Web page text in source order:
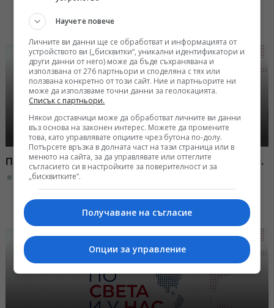
По света и у нас - 08:00 часа, 6 август 2026 г.
08:00, 06.08.2026
Научете повече
Личните ви данни ще се обработват и информацията от
устройството ви („бисквитки“, уникални идентификатори и
други данни от него) може да бъде съхранявана и
използвана от 276 партньори и споделяна с тях или
ползвана конкретно от този сайт. Ние и партньорите ни
може да използваме точни данни за геолокацията.
Списък с партньори.
Някои доставчици може да обработват личните ви данни
въз основа на законен интерес. Можете да промените
това, като управлявате опциите чрез бутона по-долу.
Потърсете връзка в долната част на тази страница или в
менюто на сайта, за да управлявате или оттеглите
съгласието си в настройките за поверителност и за
„бисквитките“.
Получаване на съгласие
Опции за управление